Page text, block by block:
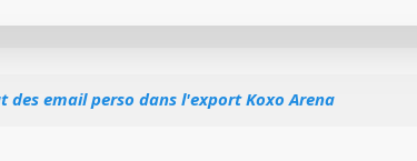
des email perso dans l'export Koxo Arena